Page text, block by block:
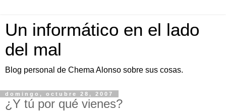
Un informático en el lado
del mal
Blog personal de Chema Alonso sobre sus cosas.
domingo, octubre 28, 2007
¿Y tú por qué vienes?